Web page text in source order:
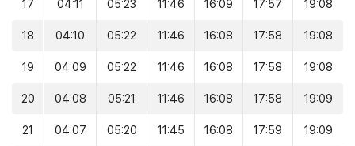
17 04:11 05:23 11:46 16:09 17:57 19:08
18 04:10 05:22 11:46 16:08 17:58 19:08
19 04:09 05:22 11:46 16:08 17:58 19:08
20 04:08 05:21 11:46 16:08 17:58 19:09
21 04:07 05:20 11:45 16:08 17:59 19:09